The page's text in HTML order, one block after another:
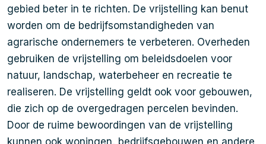
gebied beter in te richten. De vrijstelling kan benut
worden om de bedrijfsomstandigheden van
agrarische ondernemers te verbeteren. Overheden
gebruiken de vrijstelling om beleidsdoelen voor
natuur, landschap, waterbeheer en recreatie te
realiseren. De vrijstelling geldt ook voor gebouwen,
die zich op de overgedragen percelen bevinden.
Door de ruime bewoordingen van de vrijstelling
kunnen ook woningen, bedrijfsgebouwen en andere